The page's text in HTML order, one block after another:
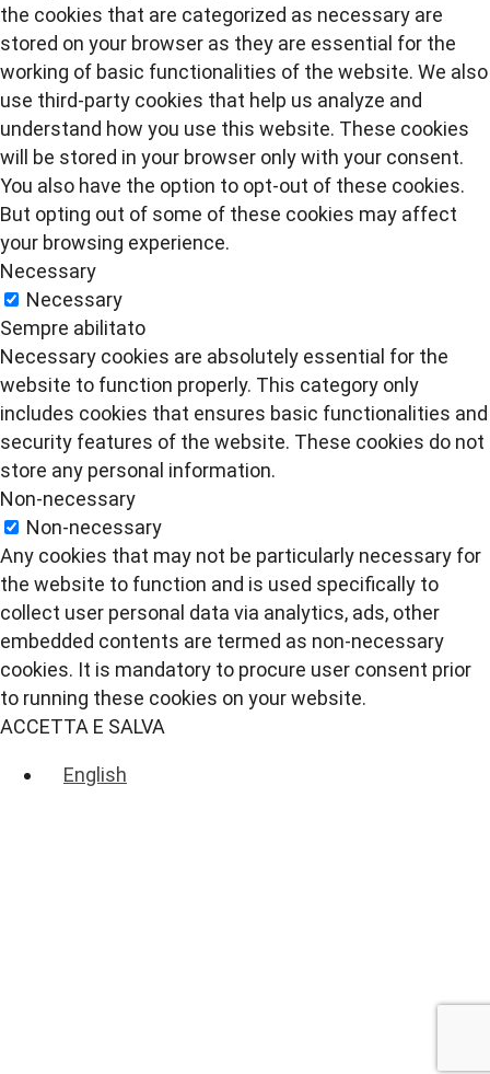
the cookies that are categorized as necessary are
stored on your browser as they are essential for the
working of basic functionalities of the website. We also
use third-party cookies that help us analyze and
understand how you use this website. These cookies
will be stored in your browser only with your consent.
You also have the option to opt-out of these cookies.
But opting out of some of these cookies may affect
your browsing experience.
Necessary
Necessary
Sempre abilitato
Necessary cookies are absolutely essential for the
website to function properly. This category only
includes cookies that ensures basic functionalities and
security features of the website. These cookies do not
store any personal information.
Non-necessary
Non-necessary
Any cookies that may not be particularly necessary for
the website to function and is used specifically to
collect user personal data via analytics, ads, other
embedded contents are termed as non-necessary
cookies. It is mandatory to procure user consent prior
to running these cookies on your website.
ACCETTA E SALVA
English